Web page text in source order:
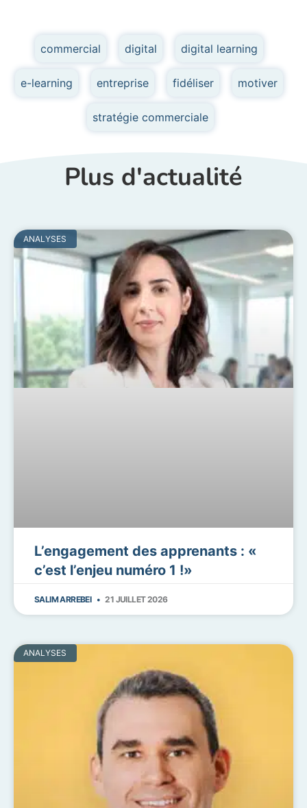
commercial digital digital learning
e-learning entreprise fidéliser motiver
stratégie commerciale
Plus d'actualité
ANALYSES
L’engagement des apprenants : «
c’est l’enjeu numéro 1 !»
SALIM ARREBEI 21 JUILLET 2026
ANALYSES